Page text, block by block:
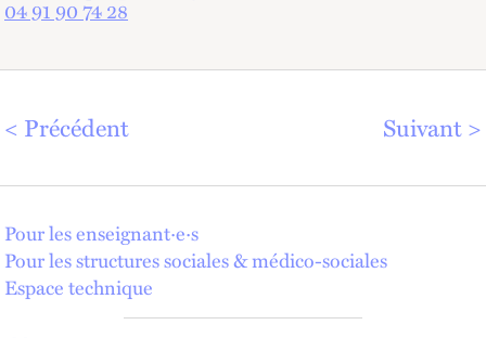
04 91 90 74 28
Précédent Suivant
Pour les enseignant·e·s
Pour les structures sociales & médico-sociales
Espace technique